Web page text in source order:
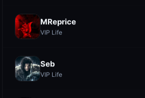
MReprice
VIP Life
Seb
VIP Life